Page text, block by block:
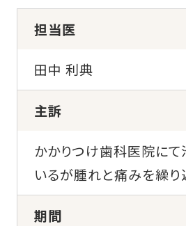
担当医
田中 利典
主訴
かかりつけ歯科医院にて
いるが腫れと痛みを繰り
期間